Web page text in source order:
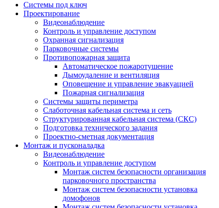
Системы под ключ
Проектирование
Видеонаблюдение
Контроль и управление доступом
Охранная сигнализация
Парковочные системы
Противопожарная защита
Автоматическое пожаротушение
Дымоудаление и вентиляция
Оповещение и управление эвакуацией
Пожарная сигнализация
Системы защиты периметра
Слаботочная кабельная система и сеть
Структурированная кабельная система (СКС)
Подготовка технического задания
Проектно-сметная документация
Монтаж и пусконаладка
Видеонаблюдение
Контроль и управление доступом
Монтаж систем безопасности организация
парковочного пространства
Монтаж систем безопасности установка
домофонов